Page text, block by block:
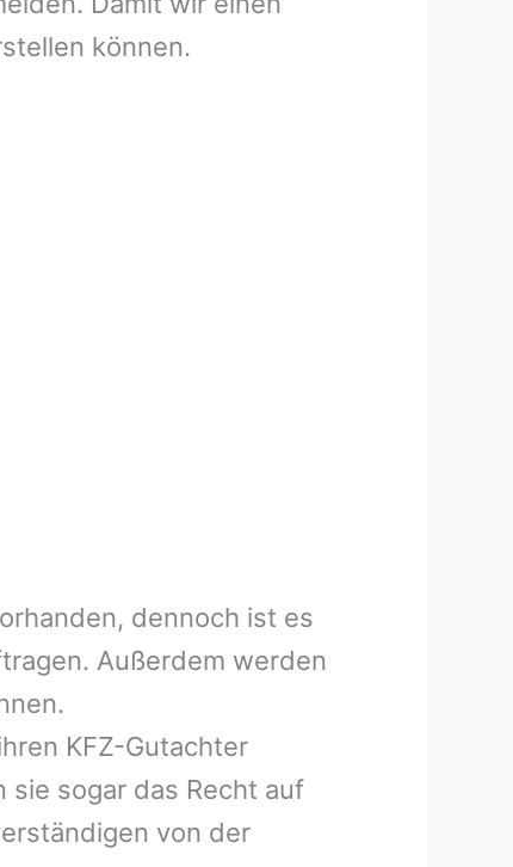
können.
dennoch ist es
Außerdem werden
KFZ-Gutachter
sie sogar das Recht auf
von der